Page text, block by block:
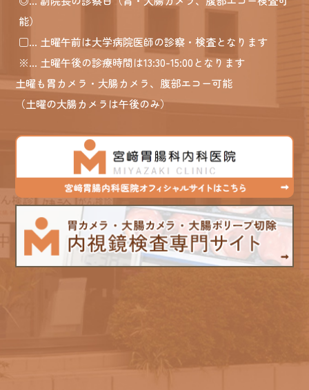
能）
□... 土曜午前は大学病院医師の診察・検査となります
※... 土曜午後の診療時間は13:30-15:00となります
土曜も胃カメラ・大腸カメラ、腹部エコー可能
（土曜の大腸カメラは午後のみ）